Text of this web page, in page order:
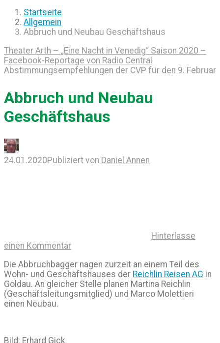
Startseite
Allgemein
Abbruch und Neubau Geschäftshaus
Theater Arth – „Eine Nacht in Venedig“ Saison 2020 –
Facebook-Reportage von Radio Central
Abstimmungsempfehlungen der CVP für den 9. Februar
Abbruch und Neubau
Geschäftshaus
24.01.2020Publiziert von Daniel Annen
Hinterlasse
einen Kommentar
Die Abbruchbagger nagen zurzeit an einem Teil des
Wohn- und Geschäftshauses der Reichlin Reisen AG in
Goldau. An gleicher Stelle planen Martina Reichlin
(Geschäftsleitungsmitglied) und Marco Molettieri
einen Neubau.
Bild: Erhard Gick